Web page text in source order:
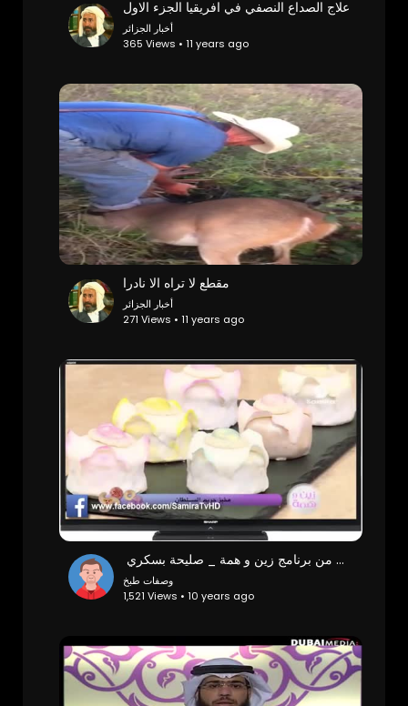
علاج الصداع النصفي في افريقيا الجزء الاول
أخبار الجزائر
365 Views • 11 years ago
مقطع لا تراه الا نادرا
أخبار الجزائر
271 Views • 11 years ago
‫مخبز حريم السلطان من برنامج زين و همة _ صليحة بسكري ‬‎
وصفات طبخ
1,521 Views • 10 years ago